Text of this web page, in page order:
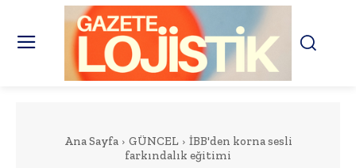
Ana Sayfa GÜNCEL
İBB'den korna sesli
farkındalık eğitimi